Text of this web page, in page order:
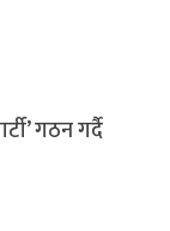
गठन गर्दै